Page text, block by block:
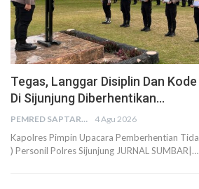
Tegas, Langgar Disiplin Dan
Di Sijunjung Diberhentikan…
PEMRED SAPTARIUS 4 Agu 2026
Kapolres Pimpin Upacara Pemberhentian
) Personil Polres Sijunjung JURNAL SUMBAR|…